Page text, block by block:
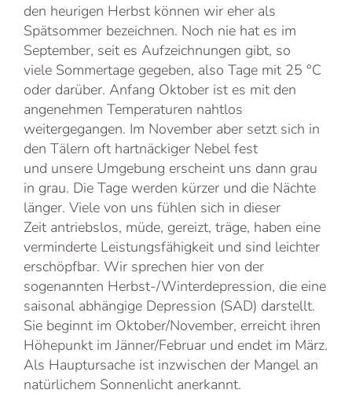
den heurigen Herbst können wir eher als
Spätsommer bezeichnen. Noch nie hat es im
September, seit es Aufzeichnungen gibt, so
viele Sommertage gegeben, also Tage mit 25 °C
oder darüber. Anfang Oktober ist es mit den
angenehmen Temperaturen nahtlos
weitergegangen. Im November aber setzt sich in
den Tälern oft hartnäckiger Nebel fest
und unsere Umgebung erscheint uns dann grau
in grau. Die Tage werden kürzer und die Nächte
länger. Viele von uns fühlen sich in dieser
Zeit antriebslos, müde, gereizt, träge, haben eine
verminderte Leistungsfähigkeit und sind leichter
erschöpfbar. Wir sprechen hier von der
sogenannten Herbst-/Winterdepression, die eine
saisonal abhängige Depression (SAD) darstellt.
Sie beginnt im Oktober/November, erreicht ihren
Höhepunkt im Jänner/Februar und endet im März.
Als Hauptursache ist inzwischen der Mangel an
natürlichem Sonnenlicht anerkannt.